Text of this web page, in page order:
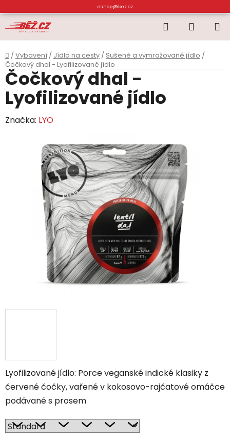
na
obsah
eshop@bez.cz
Hledat
KOŠÍK
Domů
/ Vybavení / Jídlo na cesty / Sušené a vymražované jídlo /
Čočkový dhal - Lyofilizované jídlo
Lyofilizované jídlo: Porce veganské indické klasiky z
červené čočky, vařené v kokosovo-rajčatové omáčce
podávané s prosem
Čočkový dhal -
Lyofilizované jídlo
Značka: LYO